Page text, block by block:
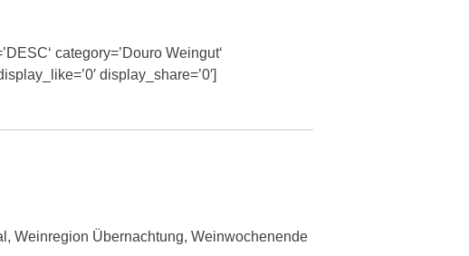
category=’Douro Weingut‘
display_share=’0′]
, Weinregion Übernachtung, Weinwochenende